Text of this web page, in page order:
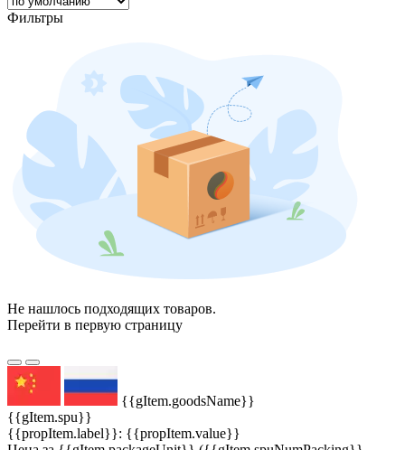
Фильтры
Не нашлось подходящих товаров.
Перейти в первую страницу
{{gItem.goodsName}}
{{gItem.spu}}
{{propItem.label}}: {{propItem.value}}